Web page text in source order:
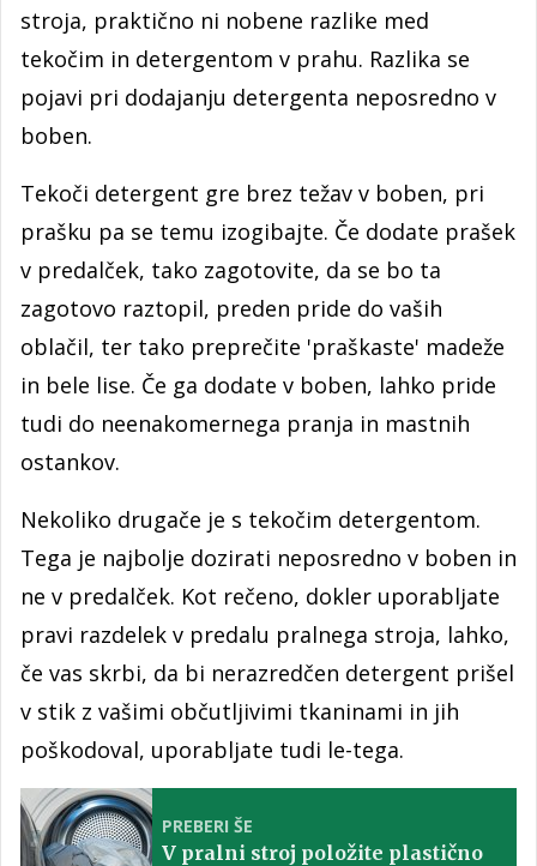
stroja, praktično ni nobene razlike med
tekočim in detergentom v prahu. Razlika se
pojavi pri dodajanju detergenta neposredno v
boben.
Tekoči detergent gre brez težav v boben, pri
prašku pa se temu izogibajte. Če dodate prašek
v predalček, tako zagotovite, da se bo ta
zagotovo raztopil, preden pride do vaših
oblačil, ter tako preprečite 'praškaste' madeže
in bele lise. Če ga dodate v boben, lahko pride
tudi do neenakomernega pranja in mastnih
ostankov.
Nekoliko drugače je s tekočim detergentom.
Tega je najbolje dozirati neposredno v boben in
ne v predalček. Kot rečeno, dokler uporabljate
pravi razdelek v predalu pralnega stroja, lahko,
če vas skrbi, da bi nerazredčen detergent prišel
v stik z vašimi občutljivimi tkaninami in jih
poškodoval, uporabljate tudi le-tega.
PREBERI ŠE
V pralni stroj položite plastično